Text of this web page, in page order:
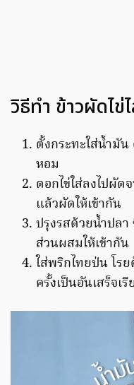
วิธีทำ ข้าวผัดไข่
ตั้งกระทะใส่น้ำมั
หอม
ตอกไข่ใส่ลงไปผัด
แล้วผัดให้เข้ากัน
ปรุงรสด้วยน้ำปลา
ส่วนผสมให้เข้ากัน
ใส่พริกไทยป่น โร
ครั้งเป็นอันเสร็จเ